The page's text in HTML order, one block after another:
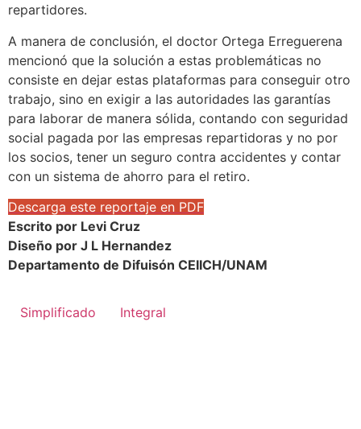
repartidores.
A manera de conclusión, el doctor Ortega Erreguerena
mencionó que la solución a estas problemáticas no
consiste en dejar estas plataformas para conseguir otro
trabajo, sino en exigir a las autoridades las garantías
para laborar de manera sólida, contando con seguridad
social pagada por las empresas repartidoras y no por
los socios, tener un seguro contra accidentes y contar
con un sistema de ahorro para el retiro.
Descarga este reportaje en PDF
Escrito por Levi Cruz
Diseño por J L Hernandez
Departamento de Difuisón CEIICH/UNAM
Simplificado Integral